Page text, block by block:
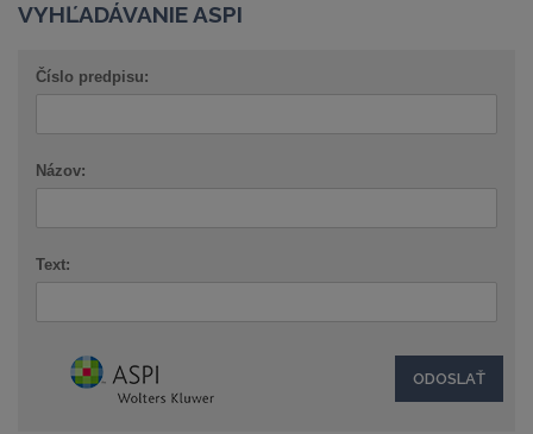
VYHĽADÁVANIE ASPI
Číslo predpisu:
Názov:
Text: